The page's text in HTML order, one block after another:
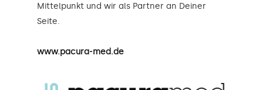
Mittelpunkt und wir als Partner an Deiner
Seite.
www.pacura-med.de